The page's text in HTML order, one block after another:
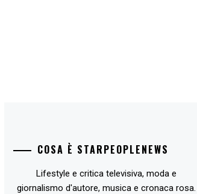
COSA È STARPEOPLENEWS
Lifestyle e critica televisiva, moda e
giornalismo d'autore, musica e cronaca rosa.